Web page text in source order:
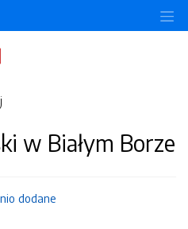
w Białym Borze
dodane